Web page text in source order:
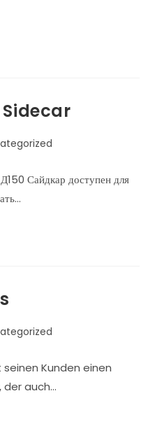
Сайдкар доступен для
Kunden einen
der auch…